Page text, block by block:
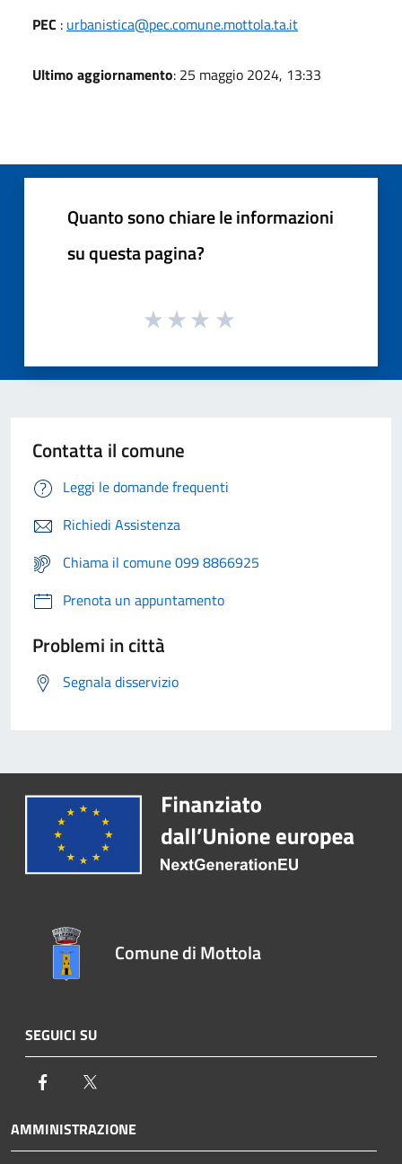
PEC : urbanistica@pec.comune.mottola.ta.it
Ultimo aggiornamento: 25 maggio 2024, 13:33
Quanto sono chiare le informazioni
su questa pagina?
Contatta il comune
Leggi le domande frequenti
Richiedi Assistenza
Chiama il comune 099 8866925
Prenota un appuntamento
Problemi in città
Segnala disservizio
Comune di Mottola
SEGUICI SU
Facebook
AMMINISTRAZIONE